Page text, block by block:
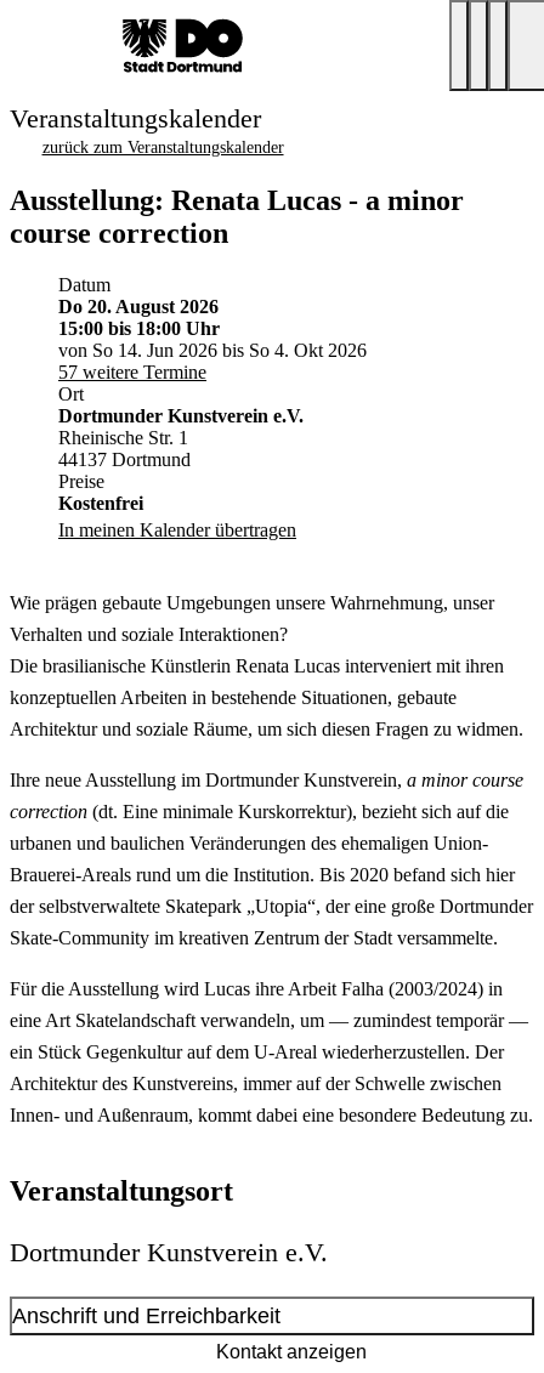
Veranstaltungskalender
zurück zum Veranstaltungskalender
Ausstellung: Renata Lucas - a minor
course correction
Datum
Do 20. August 2026
15:00 bis 18:00 Uhr
von So 14. Jun 2026 bis So 4. Okt 2026
57 weitere Termine
Ort
Dortmunder Kunstverein e.V.
Rheinische Str. 1
44137 Dortmund
Preise
Kostenfrei
In meinen Kalender übertragen
Wie prägen gebaute Umgebungen unsere Wahrnehmung, unser
Verhalten und soziale Interaktionen?
Die brasilianische Künstlerin Renata Lucas interveniert mit ihren
konzeptuellen Arbeiten in bestehende Situationen, gebaute
Architektur und soziale Räume, um sich diesen Fragen zu widmen.
Ihre neue Ausstellung im Dortmunder Kunstverein, a minor course
correction (dt. Eine minimale Kurskorrektur), bezieht sich auf die
urbanen und baulichen Veränderungen des ehemaligen Union-
Brauerei-Areals rund um die Institution. Bis 2020 befand sich hier
der selbstverwaltete Skatepark „Utopia“, der eine große Dortmunder
Skate-Community im kreativen Zentrum der Stadt versammelte.
Für die Ausstellung wird Lucas ihre Arbeit Falha (2003/2024) in
eine Art Skatelandschaft verwandeln, um — zumindest temporär —
ein Stück Gegenkultur auf dem U-Areal wiederherzustellen. Der
Architektur des Kunstvereins, immer auf der Schwelle zwischen
Innen- und Außenraum, kommt dabei eine besondere Bedeutung zu.
Veranstaltungsort
Dortmunder Kunstverein e.V.
Anschrift und Erreichbarkeit
Kontakt anzeigen